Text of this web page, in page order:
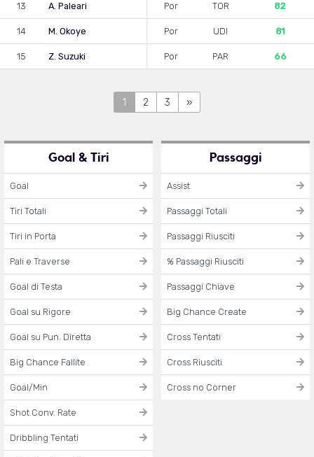
13 A. Paleari Por TOR 82
14 M. Okoye Por UDI 81
15 Z. Suzuki Por PAR 66
1 2 3 »
Goal & Tiri
Goal
Tiri Totali
Tiri in Porta
Pali e Traverse
Goal di Testa
Goal su Rigore
Goal su Pun. Diretta
Big Chance Fallite
Goal/Min
Shot Conv. Rate
Dribbling Tentati
Passaggi
Assist
Passaggi Totali
Passaggi Riusciti
% Passaggi Riusciti
Passaggi Chiave
Big Chance Create
Cross Tentati
Cross Riusciti
Cross no Corner